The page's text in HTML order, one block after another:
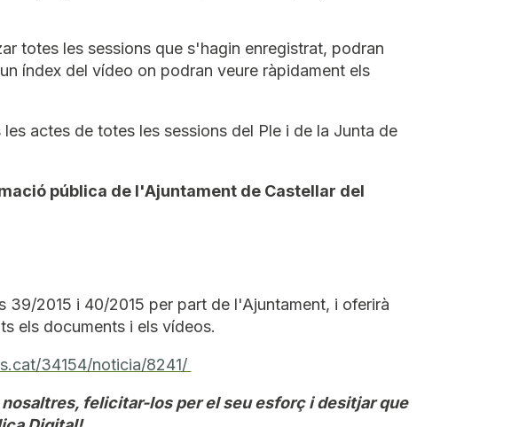
totes les sessions que s'hagin enregistrat, podran
índex del vídeo on podran veure ràpidament els
actes de totes les sessions del Ple i de la Junta de
pública de l'Ajuntament de Castellar del
39/2015 i 40/2015 per part de l'Ajuntament, i oferirà
els documents i els vídeos.
34154/noticia/8241/
felicitar-los per el seu esforç i desitjar que